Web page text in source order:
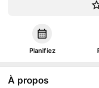
Planifiez
À propos